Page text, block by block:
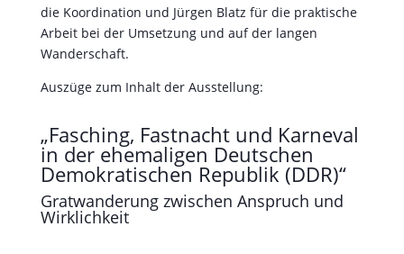
Gratwanderung zwischen Anspruch und
Wirklichkeit
Die Sonderausstellung mit dem Thema „Fasching,
beschäftigt sich mit einem Bereich der Alltagskultur
jenseits von Mauer und Stacheldraht, der den
Bewohnern in den alten Bundesländern nur wenig
bekannt ist, obwohl er in der Breitenkultur der
früheren DDR im zeitlichen Entwicklungsablauf
einen immer breiteren Raum einnahm. Diese vom